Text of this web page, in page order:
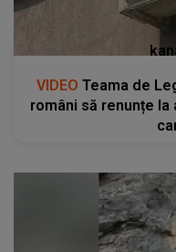
VIDEO Teama de
români să renunțe